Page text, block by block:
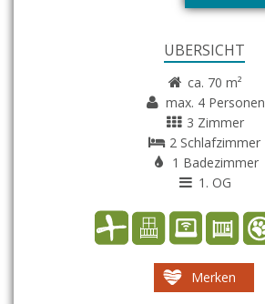
ÜBERSICHT
ca. 70 m²
max. 4 Personen
3 Zimmer
2 Schlafzimmer
1 Badezimmer
1. OG
Merken